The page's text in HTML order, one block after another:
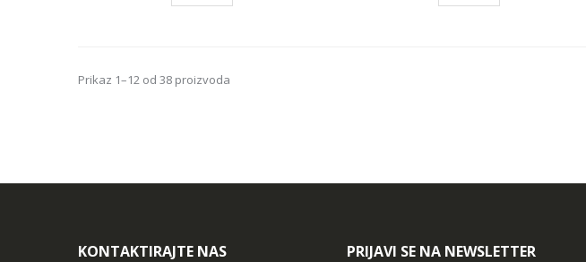
Prikaz 1–12 od 38 proizvoda
KONTAKTIRAJTE NAS PRIJAVI SE NA NEWSLETTER